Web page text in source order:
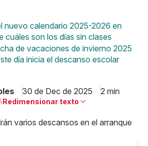
nuevo calendario 2025-2026 en
cuáles son los días sin clases
de vacaciones de invierno 2025
día inicia el descanso escolar
30 de Dec de 2025 2 min
Redimensionar texto